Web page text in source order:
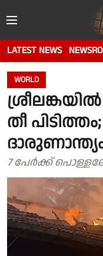
LATEST NEWS
WORLD
തീ
7 പേർക്ക്